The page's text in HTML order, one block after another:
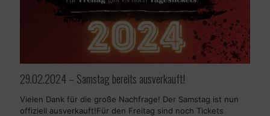
29.02.2024 – Samstag bereits ausverkauft!
Vielen Dank für die große Nachfrage! Der Samstag ist nun
offiziell ausverkauft!Für den Freitag sind noch Tickets